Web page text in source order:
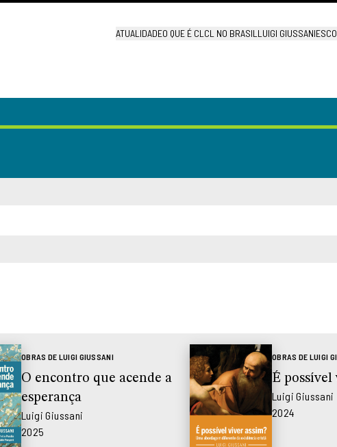
ATUALIDADEO QUE É CL CL NO BRASIL LUIGI GIUSSANI
OBRAS DE LUIGI GIUSSANI
O encontro que acende a
esperança
Luigi Giussani
2025
OBRAS DE LUIGI
É possível
Luigi Giussani
2024